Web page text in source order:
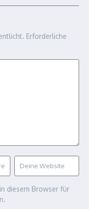
Erforderliche
diesem Browser für